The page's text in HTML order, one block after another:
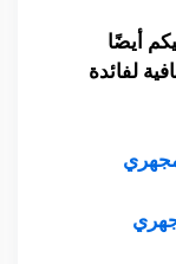
أيضًا
لفائدة